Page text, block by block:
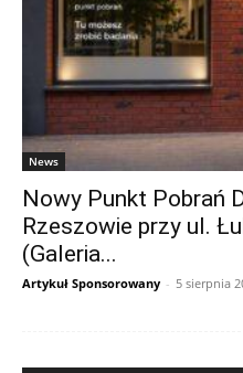
News
Nowy Punkt Pobrań
Rzeszowie przy ul.
(Galeria...
Artykuł Sponsorowany - 5 sierpnia